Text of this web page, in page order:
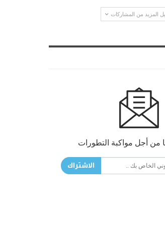
المزيد من المشاركات
من أجل مواكبة التطورات
الاشتراك